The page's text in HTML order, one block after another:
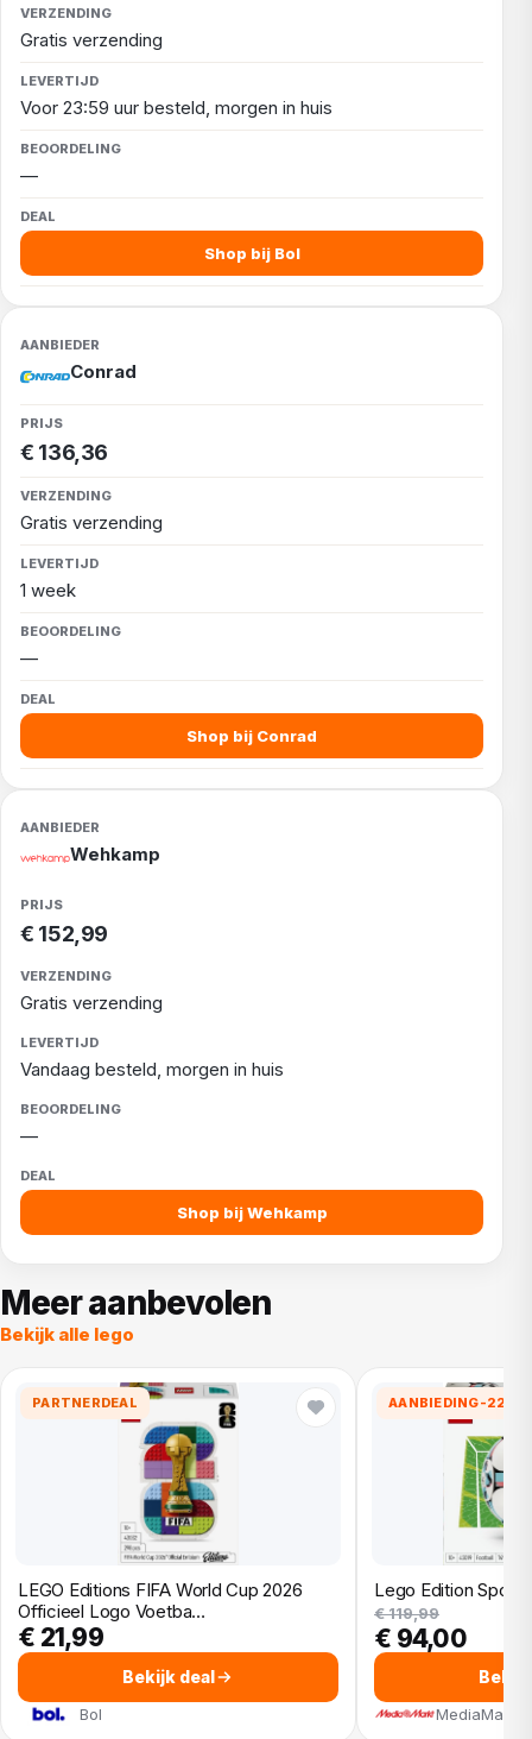
Gratis verzending
Voor 23:59 uur besteld, morgen in huis
—
Shop bij Bol
Conrad
€ 136,36
Gratis verzending
1 week
—
Shop bij Conrad
Wehkamp
€ 152,99
Gratis verzending
Vandaag besteld, morgen in huis
—
Shop bij Wehkamp
Meer aanbevolen
Bekijk alle lego
PARTNERDEAL
LEGO Editions FIFA World Cup 2026
Officieel Logo Voetba…
€ 21,99
Bekijk deal
Bol
AANBIEDING-22%
Lego Edition
€ 119,99
€ 94,00
MediaMarkt